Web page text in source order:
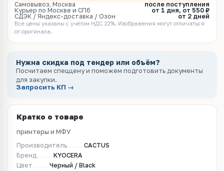
Самовывоз, Москва
после поступления
Курьер по Москве и СПб
от 1 дня, от 550 ₽
СДЭК / Яндекс-доставка / Озон
от 2 дней
Все цены указаны с учётом НДС 22%. Изображения могут отличаться
от оригинала.
Нужна скидка под тендер или объём?
Посчитаем спеццену и поможем подготовить документы
для закупки.
Запросить КП →
Кратко о товаре
принтеры и МФУ
Производитель
CACTUS
Бренд
KYOCERA
Цвет
Черный / Black